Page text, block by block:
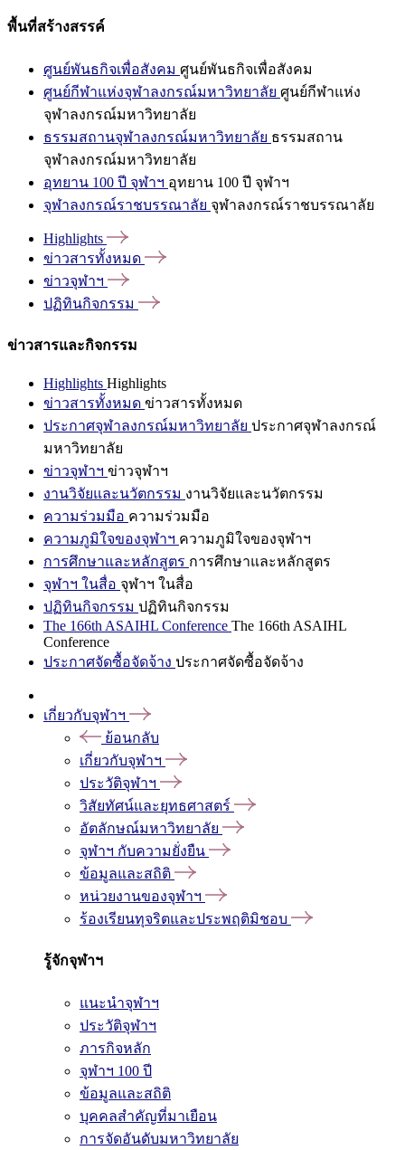
พื้นที่สร้างสรรค์
ศูนย์พันธกิจเพื่อสังคม ศูนย์พันธกิจเพื่อสังคม
ศูนย์กีฬาแห่งจุฬาลงกรณ์มหาวิทยาลัย ศูนย์กีฬาแห่ง
จุฬาลงกรณ์มหาวิทยาลัย
ธรรมสถานจุฬาลงกรณ์มหาวิทยาลัย ธรรมสถาน
จุฬาลงกรณ์มหาวิทยาลัย
อุทยาน 100 ปี จุฬาฯ อุทยาน 100 ปี จุฬาฯ
จุฬาลงกรณ์ราชบรรณาลัย จุฬาลงกรณ์ราชบรรณาลัย
Highlights
ข่าวสารทั้งหมด
ข่าวจุฬาฯ
ปฏิทินกิจกรรม
ข่าวสารและกิจกรรม
Highlights Highlights
ข่าวสารทั้งหมด ข่าวสารทั้งหมด
ประกาศจุฬาลงกรณ์มหาวิทยาลัย ประกาศจุฬาลงกรณ์
มหาวิทยาลัย
ข่าวจุฬาฯ ข่าวจุฬาฯ
งานวิจัยและนวัตกรรม งานวิจัยและนวัตกรรม
ความร่วมมือ ความร่วมมือ
ความภูมิใจของจุฬาฯ ความภูมิใจของจุฬาฯ
การศึกษาและหลักสูตร การศึกษาและหลักสูตร
จุฬาฯ ในสื่อ จุฬาฯ ในสื่อ
ปฏิทินกิจกรรม ปฏิทินกิจกรรม
The 166th ASAIHL Conference The 166th ASAIHL
Conference
ประกาศจัดซื้อจัดจ้าง ประกาศจัดซื้อจัดจ้าง
เกี่ยวกับจุฬาฯ
ย้อนกลับ
เกี่ยวกับจุฬาฯ
ประวัติจุฬาฯ
วิสัยทัศน์และยุทธศาสตร์
อัตลักษณ์มหาวิทยาลัย
จุฬาฯ กับความยั่งยืน
ข้อมูลและสถิติ
หน่วยงานของจุฬาฯ
ร้องเรียนทุจริตและประพฤติมิชอบ
รู้จักจุฬาฯ
แนะนำจุฬาฯ
ประวัติจุฬาฯ
ภารกิจหลัก
จุฬาฯ 100 ปี
ข้อมูลและสถิติ
บุคคลสำคัญที่มาเยือน
การจัดอันดับมหาวิทยาลัย